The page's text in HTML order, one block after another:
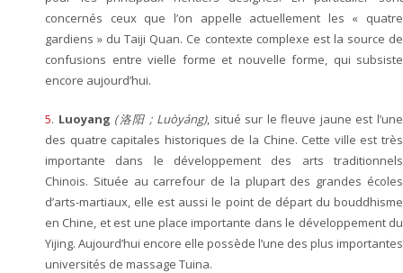
concernés ceux que l’on appelle actuellement les « quatre
gardiens » du Taiji Quan. Ce contexte complexe est la source de
confusions entre vielle forme et nouvelle forme, qui subsiste
encore aujourd’hui.
5. Luoyang (洛阳 ; Luòyáng), situé sur le fleuve jaune est l’une
des quatre capitales historiques de la Chine. Cette ville est très
importante dans le développement des arts traditionnels
Chinois. Située au carrefour de la plupart des grandes écoles
d’arts-martiaux, elle est aussi le point de départ du bouddhisme
en Chine, et est une place importante dans le développement du
Yijing. Aujourd’hui encore elle possède l’une des plus importantes
universités de massage Tuina.